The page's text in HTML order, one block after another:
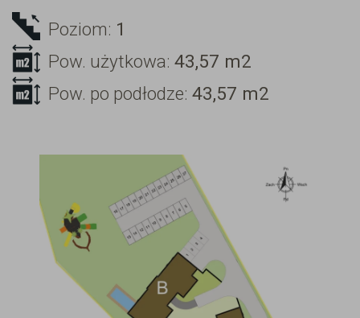
Poziom: 1
Pow. użytkowa: 43,57 m2
Pow. po podłodze: 43,57 m2